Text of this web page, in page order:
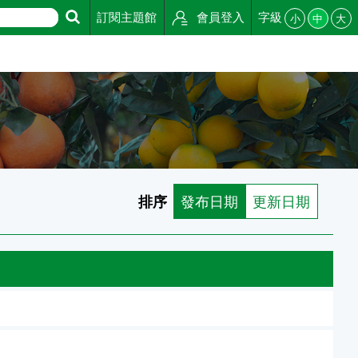
訂閱主題館 會員登入 字級 小 中 大
排序 發布日期 更新日期